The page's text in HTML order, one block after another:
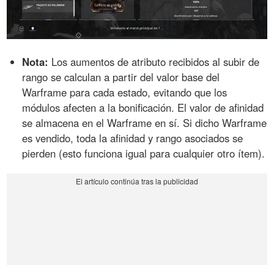
Nota: Los aumentos de atributo recibidos al subir de
rango se calculan a partir del valor base del
Warframe para cada estado, evitando que los
módulos afecten a la bonificación. El valor de afinidad
se almacena en el Warframe en sí. Si dicho Warframe
es vendido, toda la afinidad y rango asociados se
pierden (esto funciona igual para cualquier otro ítem).